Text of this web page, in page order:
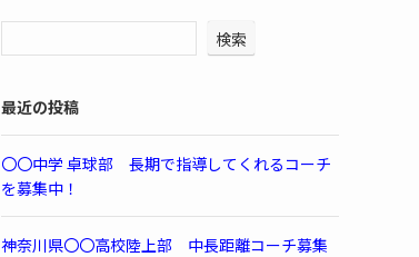
検索
最近の投稿
〇〇中学 卓球部 長期で指導してくれるコーチ
を募集中！
神奈川県〇〇高校陸上部 中長距離コーチ募集